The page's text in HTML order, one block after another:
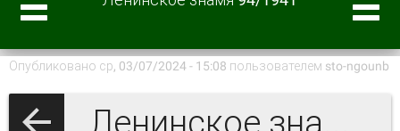
Опубликовано ср, 03/07/2024 - 15:08 пользователем sto-ngounb
Ленинское знамя 1941 г.